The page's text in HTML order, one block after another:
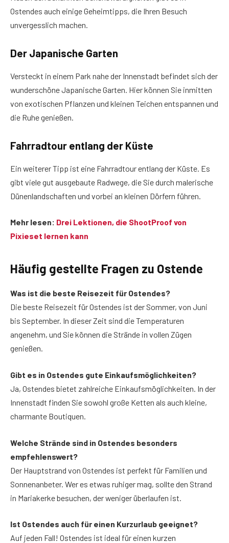
Ostendes auch einige Geheimtipps, die Ihren Besuch
unvergesslich machen.
Der Japanische Garten
Versteckt in einem Park nahe der Innenstadt befindet sich der
wunderschöne Japanische Garten. Hier können Sie inmitten
von exotischen Pflanzen und kleinen Teichen entspannen und
die Ruhe genießen.
Fahrradtour entlang der Küste
Ein weiterer Tipp ist eine Fahrradtour entlang der Küste. Es
gibt viele gut ausgebaute Radwege, die Sie durch malerische
Dünenlandschaften und vorbei an kleinen Dörfern führen.
Mehr lesen: Drei Lektionen, die ShootProof von
Pixieset lernen kann
Häufig gestellte Fragen zu Ostende
Was ist die beste Reisezeit für Ostendes?
Die beste Reisezeit für Ostendes ist der Sommer, von Juni
bis September. In dieser Zeit sind die Temperaturen
angenehm, und Sie können die Strände in vollen Zügen
genießen.
Gibt es in Ostendes gute Einkaufsmöglichkeiten?
Ja, Ostendes bietet zahlreiche Einkaufsmöglichkeiten. In der
Innenstadt finden Sie sowohl große Ketten als auch kleine,
charmante Boutiquen.
Welche Strände sind in Ostendes besonders
empfehlenswert?
Der Hauptstrand von Ostendes ist perfekt für Familien und
Sonnenanbeter. Wer es etwas ruhiger mag, sollte den Strand
in Mariakerke besuchen, der weniger überlaufen ist.
Ist Ostendes auch für einen Kurzurlaub geeignet?
Auf jeden Fall! Ostendes ist ideal für einen kurzen